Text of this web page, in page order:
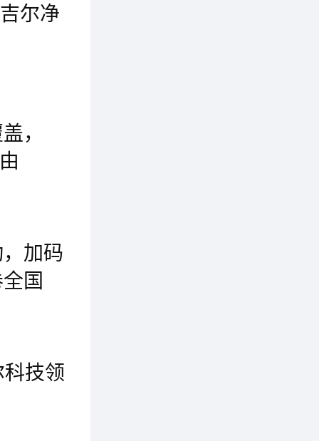
战略
水专
尔
的范
蓝
尔净
，
加码
国
科技领